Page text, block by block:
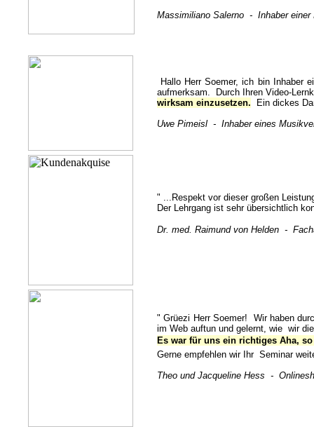
Massimiliano Salerno - Inhaber
Hallo Herr Soemer, ich bin Inhaber
aufmerksam. Durch Ihren Video-
wirksam einzusetzen.
Ein dickes
Uwe Pimeisl - Inhaber eines
" ...Respekt vor dieser großen
Der Lehrgang ist sehr übersichtlich
Dr. med. Raimund von Helden -
"Grüezi Herr Soemer! Wir haben
im Web auftun und gelernt, wie wir
Es war für uns ein richtiges Aha,
Gerne empfehlen wir Ihr Seminar
Theo und Jacqueline Hess -